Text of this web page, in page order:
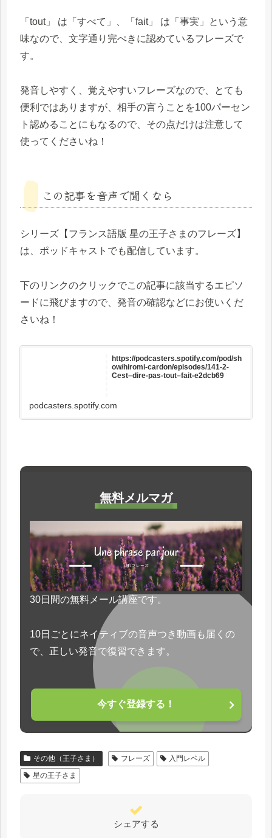
「tout」 は「すべて」、「fait」 は「事実」という意
味なので、文字通り完ぺきに認めているフレーズで
す。
発音しやすく、覚えやすいフレーズなので、とても
便利ではありますが、相手の言うことを100パーセン
ト認めることにもなるので、その点だけは注意して
使ってくださいね！
この記事を音声で聞くなら
シリーズ【フランス語版 星の王子さまのフレーズ】
は、ポッドキャストでも配信しています。
下のリンクのクリックでこの記事に該当するエピソ
ードに飛びますので、発音の確認などにお使いくだ
さいね！
https://podcasters.spotify.com/pod/sh
ow/hiromi-cardon/episodes/141-2-
Cest–dire-pas-tout–fait-e2dcb69
podcasters.spotify.com
無料メルマガ
30日間の無料メール講座です。
10日ごとにネイティブの音声つき動画も届くの
で、正しい発音で復習できます。
今すぐ登録する！
その他（王子さま） フレーズ
入門レベル
星の王子さま
シェアする